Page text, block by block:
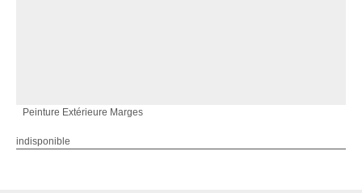
Peinture Extérieure Marges
indisponible